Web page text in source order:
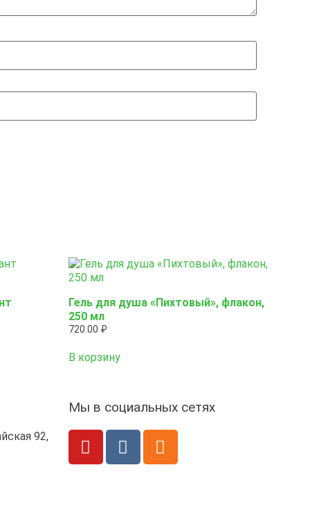
Гель для душа «Пихтовый», флакон,
250 мл
720.00 ₽
В корзину
92,
Мы в социальных сетях